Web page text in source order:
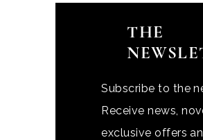
THE
Subscribe to the
Receive news,
exclusive offers